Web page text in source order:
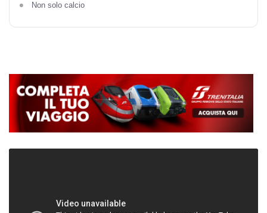
Non solo calcio